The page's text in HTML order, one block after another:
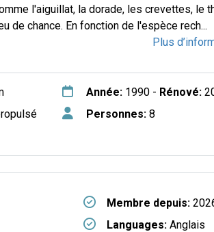
l'aiguillat, la dorade, les crevettes, le
de chance. En fonction de l'espèce rech...
Plus
Année:1990 - Rénové:
Personnes:8
Membre depuis:
Languages:Anglais